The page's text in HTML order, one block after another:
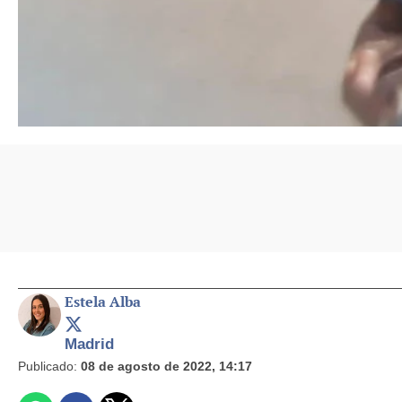
Estela Alba
Madrid
Publicado: 08 de agosto de 2022, 14:17